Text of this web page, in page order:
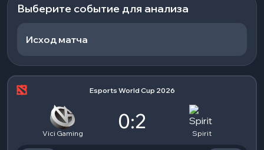
Выберите событие для анализа
Исход матча
Esports World Cup 2026
Vici Gaming
0:2
Spirit